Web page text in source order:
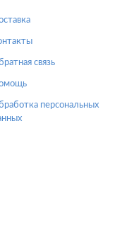
связь
персональных